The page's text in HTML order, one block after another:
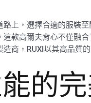
上，選擇合適的服裝
款高爾夫背心不僅融
造商，RUXI以其高品質
的